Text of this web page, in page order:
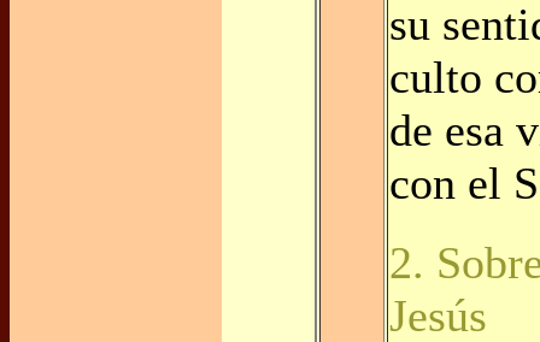
su
culto
de esa
con el
2.
Jesús